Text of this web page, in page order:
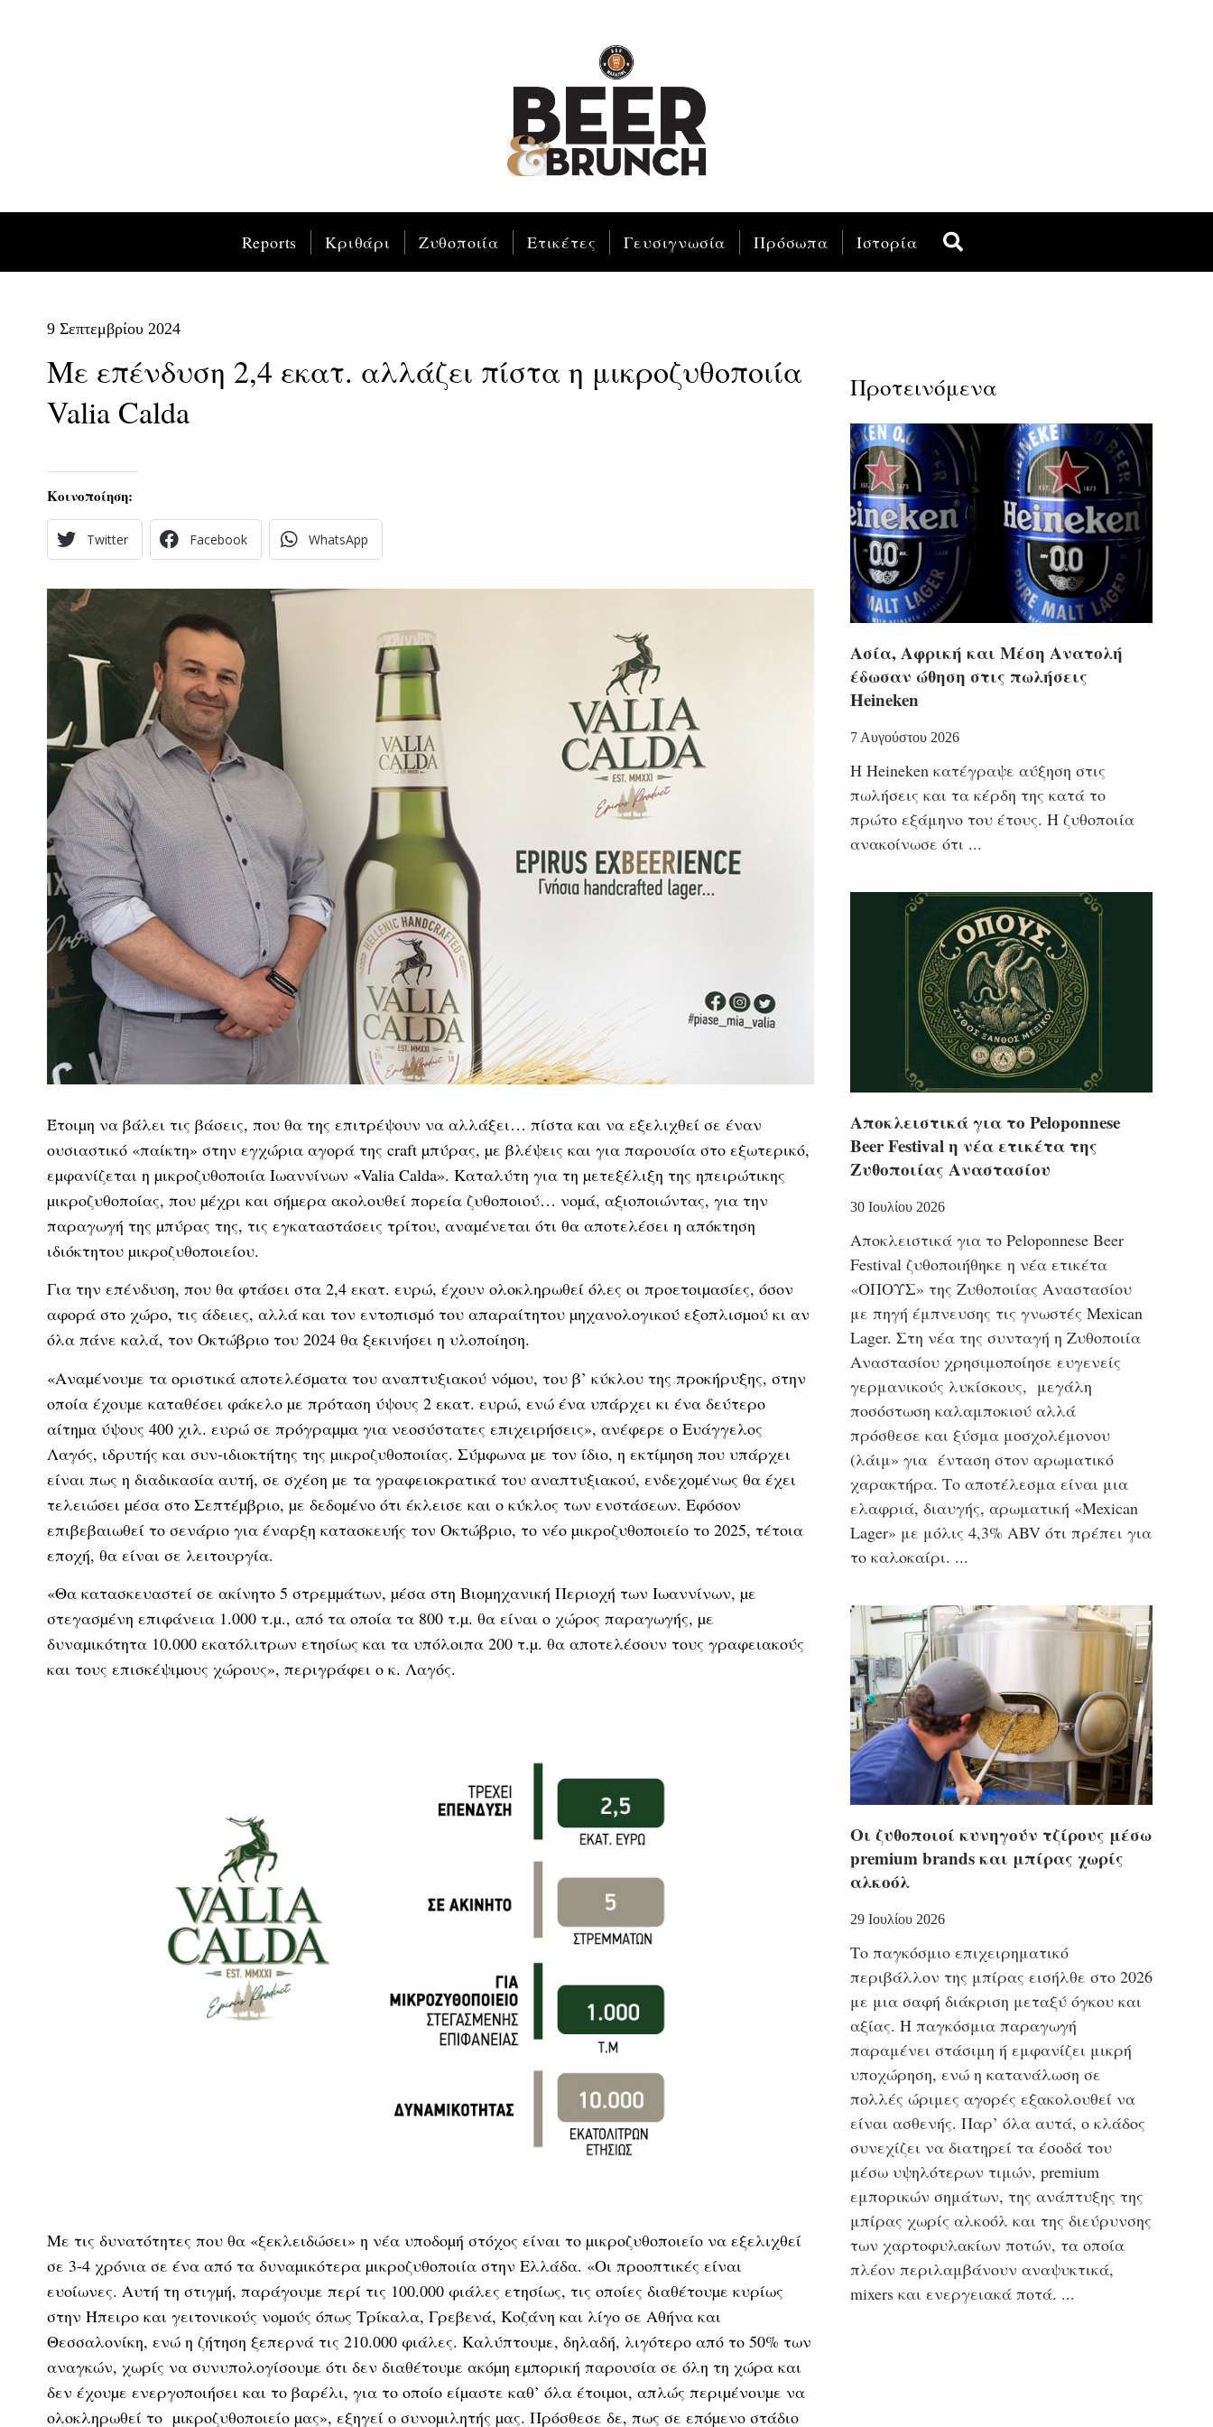
Reports Κριθάρι Ζυθοποιία Ετικέτες Γευσιγνωσία Πρόσωπα Ιστορία
9 Σεπτεμβρίου 2024
Mε επένδυση 2,4 εκατ. αλλάζει πίστα η μικροζυθοποιία
Valia Calda
Κοινοποίηση:
Twitter Facebook WhatsApp
Έτοιµη να βάλει τις βάσεις, που θα της επιτρέψουν να αλλάξει… πίστα και να εξελιχθεί σε έναν
ουσιαστικό «παίκτη» στην εγχώρια αγορά της craft µπύρας, µε βλέψεις και για παρουσία στο εξωτερικό,
εµφανίζεται η µικροζυθοποιία Ιωαννίνων «Valia Calda». Καταλύτη για τη µετεξέλιξη της ηπειρώτικης
µικροζυθοποίας, που µέχρι και σήµερα ακολουθεί πορεία ζυθοποιού… νοµά, αξιοποιώντας, για την
παραγωγή της µπύρας της, τις εγκαταστάσεις τρίτου, αναµένεται ότι θα αποτελέσει η απόκτηση
ιδιόκτητου µικροζυθοποιείου.
Για την επένδυση, που θα φτάσει στα 2,4 εκατ. ευρώ, έχουν ολοκληρωθεί όλες οι προετοιµασίες, όσον
αφορά στο χώρο, τις άδειες, αλλά και τον εντοπισµό του απαραίτητου µηχανολογικού εξοπλισµού κι αν
όλα πάνε καλά, τον Οκτώβριο του 2024 θα ξεκινήσει η υλοποίηση.
«Αναµένουµε τα οριστικά αποτελέσµατα του αναπτυξιακού νόµου, του β’ κύκλου της προκήρυξης, στην
οποία έχουµε καταθέσει φάκελο µε πρόταση ύψους 2 εκατ. ευρώ, ενώ ένα υπάρχει κι ένα δεύτερο
αίτηµα ύψους 400 χιλ. ευρώ σε πρόγραµµα για νεοσύστατες επιχειρήσεις», ανέφερε ο Ευάγγελος
Λαγός, ιδρυτής και συν-ιδιοκτήτης της µικροζυθοποιίας. Σύµφωνα µε τον ίδιο, η εκτίµηση που υπάρχει
είναι πως η διαδικασία αυτή, σε σχέση µε τα γραφειοκρατικά του αναπτυξιακού, ενδεχοµένως θα έχει
τελειώσει µέσα στο Σεπτέµβριο, µε δεδοµένο ότι έκλεισε και ο κύκλος των ενστάσεων. Εφόσον
επιβεβαιωθεί το σενάριο για έναρξη κατασκευής τον Οκτώβριο, το νέο µικροζυθοποιείο το 2025, τέτοια
εποχή, θα είναι σε λειτουργία.
«Θα κατασκευαστεί σε ακίνητο 5 στρεµµάτων, µέσα στη Βιοµηχανική Περιοχή των Ιωαννίνων, µε
στεγασµένη επιφάνεια 1.000 τ.µ., από τα οποία τα 800 τ.µ. θα είναι ο χώρος παραγωγής, µε
δυναµικότητα 10.000 εκατόλιτρων ετησίως και τα υπόλοιπα 200 τ.µ. θα αποτελέσουν τους γραφειακούς
και τους επισκέψιµους χώρους», περιγράφει ο κ. Λαγός.
Με τις δυνατότητες που θα «ξεκλειδώσει» η νέα υποδοµή στόχος είναι το µικροζυθοποιείο να εξελιχθεί
σε 3-4 χρόνια σε ένα από τα δυναµικότερα µικροζυθοποιία στην Ελλάδα. «Οι προοπτικές είναι
ευοίωνες. Αυτή τη στιγµή, παράγουµε περί τις 100.000 φιάλες ετησίως, τις οποίες διαθέτουµε κυρίως
στην Ήπειρο και γειτονικούς νοµούς όπως Τρίκαλα, Γρεβενά, Κοζάνη και λίγο σε Αθήνα και
Θεσσαλονίκη, ενώ η ζήτηση ξεπερνά τις 210.000 φιάλες. Καλύπτουµε, δηλαδή, λιγότερο από το 50% των
αναγκών, χωρίς να συνυπολογίσουµε ότι δεν διαθέτουµε ακόµη εµπορική παρουσία σε όλη τη χώρα και
δεν έχουµε ενεργοποιήσει και το βαρέλι, για το οποίο είµαστε καθ’ όλα έτοιµοι, απλώς περιµένουµε να
ολοκληρωθεί το µικροζυθοποιείο µας», εξηγεί ο συνοµιλητής µας. Πρόσθεσε δε, πως σε επόµενο στάδιο
Προτεινόμενα
Ασία, Αφρική και Μέση Ανατολή
έδωσαν ώθηση στις πωλήσεις
Heineken
7 Αυγούστου 2026
Η Heineken κατέγραψε αύξηση στις
πωλήσεις και τα κέρδη της κατά το
πρώτο εξάμηνο του έτους. Η ζυθοποιία
ανακοίνωσε ότι
Αποκλειστικά για το Peloponnese
Beer Festival η νέα ετικέτα της
Ζυθοποιίας Αναστασίου
30 Ιουλίου 2026
Αποκλειστικά για το Peloponnese Beer
Festival ζυθοποιήθηκε η νέα ετικέτα
«ΟΠΟΥΣ» της Ζυθοποιίας Αναστασίου
με πηγή έμπνευσης τις γνωστές Mexican
Lager. Στη νέα της συνταγή η Ζυθοποιία
Αναστασίου χρησιμοποίησε ευγενείς
γερμανικούς λυκίσκους, μεγάλη
ποσόστωση καλαμποκιού αλλά
πρόσθεσε και ξύσμα μοσχολέμονου
(λάιμ» για ένταση στον αρωματικό
χαρακτήρα. Το αποτέλεσμα είναι μια
ελαφριά, διαυγής, αρωματική «Mexican
Lager» με μόλις 4,3% ABV ότι πρέπει για
το καλοκαίρι.
Οι ζυθοποιοί κυνηγούν τζίρους μέσω
premium brands και μπίρας χωρίς
αλκοόλ
29 Ιουλίου 2026
Το παγκόσμιο επιχειρηματικό
περιβάλλον της μπίρας εισήλθε στο 2026
με μια σαφή διάκριση μεταξύ όγκου και
αξίας. Η παγκόσμια παραγωγή
παραμένει στάσιμη ή εμφανίζει μικρή
υποχώρηση, ενώ η κατανάλωση σε
πολλές ώριμες αγορές εξακολουθεί να
είναι ασθενής. Παρ’ όλα αυτά, ο κλάδος
συνεχίζει να διατηρεί τα έσοδά του
μέσω υψηλότερων τιμών, premium
εμπορικών σημάτων, της ανάπτυξης της
μπίρας χωρίς αλκοόλ και της διεύρυνσης
των χαρτοφυλακίων ποτών, τα οποία
πλέον περιλαμβάνουν αναψυκτικά,
mixers και ενεργειακά ποτά.